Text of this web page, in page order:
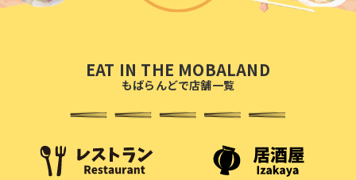
EAT IN THE MOBALAND
もばらんどで店舗一覧